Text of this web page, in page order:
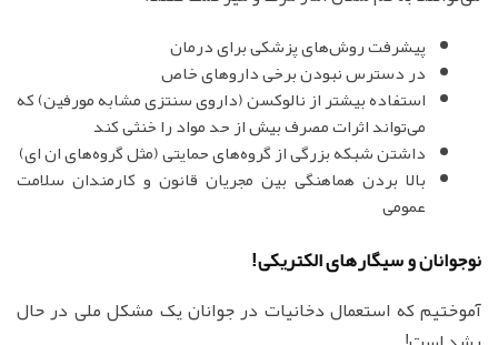
پیشرفت روش‌های پزشکی برای درمان
در دسترس نبودن برخی داروهای خاص
استفاده بیشتر از نالوکسن (داروی سنتزی مشابه مورفین) که
می‌تواند اثرات مصرف بیش از حد مواد را خنثی کند
داشتن شبکه بزرگی از گروه‌های حمایتی (مثل گروه‌های ان ای)
بالا بردن هماهنگی بین مجریان قانون و کارمندان سلامت
عمومی
نوجوانان و سیگارهای الکتریکی!
آموختیم که استعمال دخانیات در جوانان یک مشکل ملی در حال